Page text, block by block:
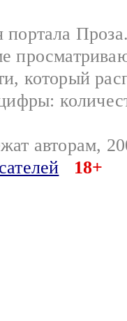
портала
который
авторам,
18+